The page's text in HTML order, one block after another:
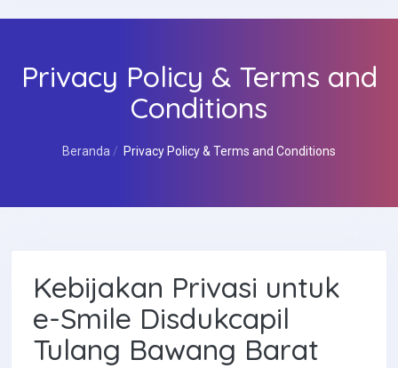
Privacy Policy & Terms and
Conditions
Beranda Privacy Policy & Terms and Conditions
Kebijakan Privasi untuk
e-Smile Disdukcapil
Tulang Bawang Barat